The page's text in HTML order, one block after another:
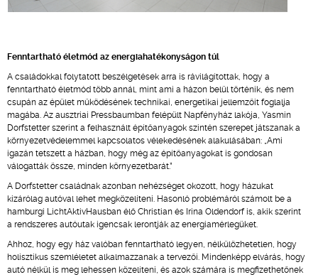
Fenntartható életmód az energiahatékonyságon túl
A családokkal folytatott beszélgetések arra is rávilágítottak, hogy a
fenntartható életmód több annál, mint ami a házon belül történik, és nem
csupán az épület működésének technikai, energetikai jellemzőit foglalja
magába. Az ausztriai Pressbaumban felépült Napfényház lakója, Yasmin
Dorfstetter szerint a felhasznált építőanyagok szintén szerepet játszanak a
környezetvédelemmel kapcsolatos vélekedésének alakulásában: „Ami
igazán tetszett a házban, hogy még az építőanyagokat is gondosan
válogatták össze, minden környezetbarát.”
A Dorfstetter családnak azonban nehézséget okozott, hogy házukat
kizárólag autóval lehet megközelíteni. Hasonló problémáról számolt be a
hamburgi LichtAktivHausban élő Christian és Irina Oldendorf is, akik szerint
a rendszeres autóutak igencsak lerontják az energiamérlegüket.
Ahhoz, hogy egy ház valóban fenntartható legyen, nélkülözhetetlen, hogy
holisztikus szemléletet alkalmazzanak a tervezői. Mindenképp elvárás, hogy
autó nélkül is meg lehessen közelíteni, és azok számára is megfizethetőnek